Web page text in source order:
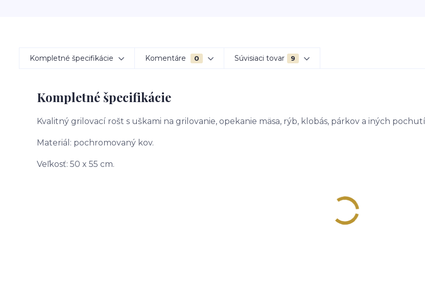
Kompletné špecifikácie Komentáre 0 Súvisiaci tovar 9
Kompletné špecifikácie
Kvalitný grilovací rošt s uškami na grilovanie, opekanie mäsa, rýb, klobás, párkov a iných
Materiál: pochromovaný kov.
Veľkosť: 50 x 55 cm.